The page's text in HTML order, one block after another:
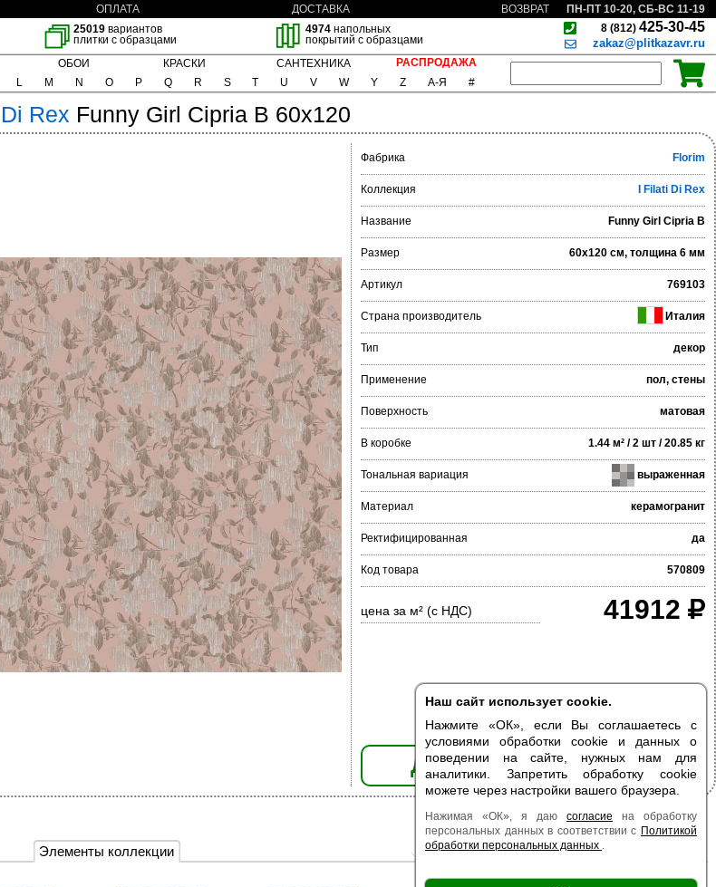
Наш сайт использует cookie.
Нажмите «ОК», если Вы соглашаетесь с
условиями обработки cookie и данных о
поведении на сайте, нужных нам для
аналитики. Запретить обработку cookie
можете через настройки вашего браузера.
Нажимая «ОК», я даю согласие на обработку
персональных данных в соответствии с Политикой
обработки персональных данных .
ОПЛАТА ДОСТАВКА ВОЗВРАТ
ПН-ПТ 10-20, СБ-ВС 11-19
25019 вариантов
плитки с образцами
4974напольных
покрытий с образцами
8 (812) 425-30-45
zakaz@plitkazavr.ru
ОБОИ КРАСКИ САНТЕХНИКА
РАСПРОДАЖА
L M N O P Q R S T U V W Y Z А-Я #
Rex Funny Girl Cipria B 60x120
Фабрика Florim
Коллекция I Filati Di Rex
Название Funny Girl Cipria B
Размер 60x120 см, толщина 6 мм
Артикул 769103
Страна производитель Италия
Тип декор
Применение пол, стены
Поверхность матовая
В коробке 1.44 м² / 2 шт / 20.85 кг
Тональная вариация выраженная
Материал керамогранит
Ректифицированная да
Код товара 570809
цена за м² (с НДС) 41912
ДОБАВИТЬ В КОРЗИНУ
Элементы коллекции Есть образец | Поверхность |